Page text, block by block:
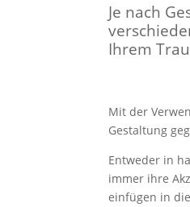
Je nach
Ihrem
Mit der
Gestaltung
Entweder in
immer ihre
einfügen in